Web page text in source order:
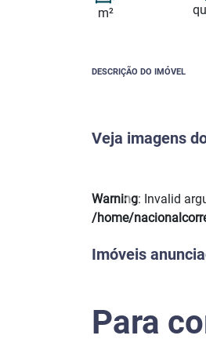
m²
DESCRIÇÃO DO IMÓVEL
Veja imagens
Warning: Invalid
/home/
Previous
Imóveis
Para